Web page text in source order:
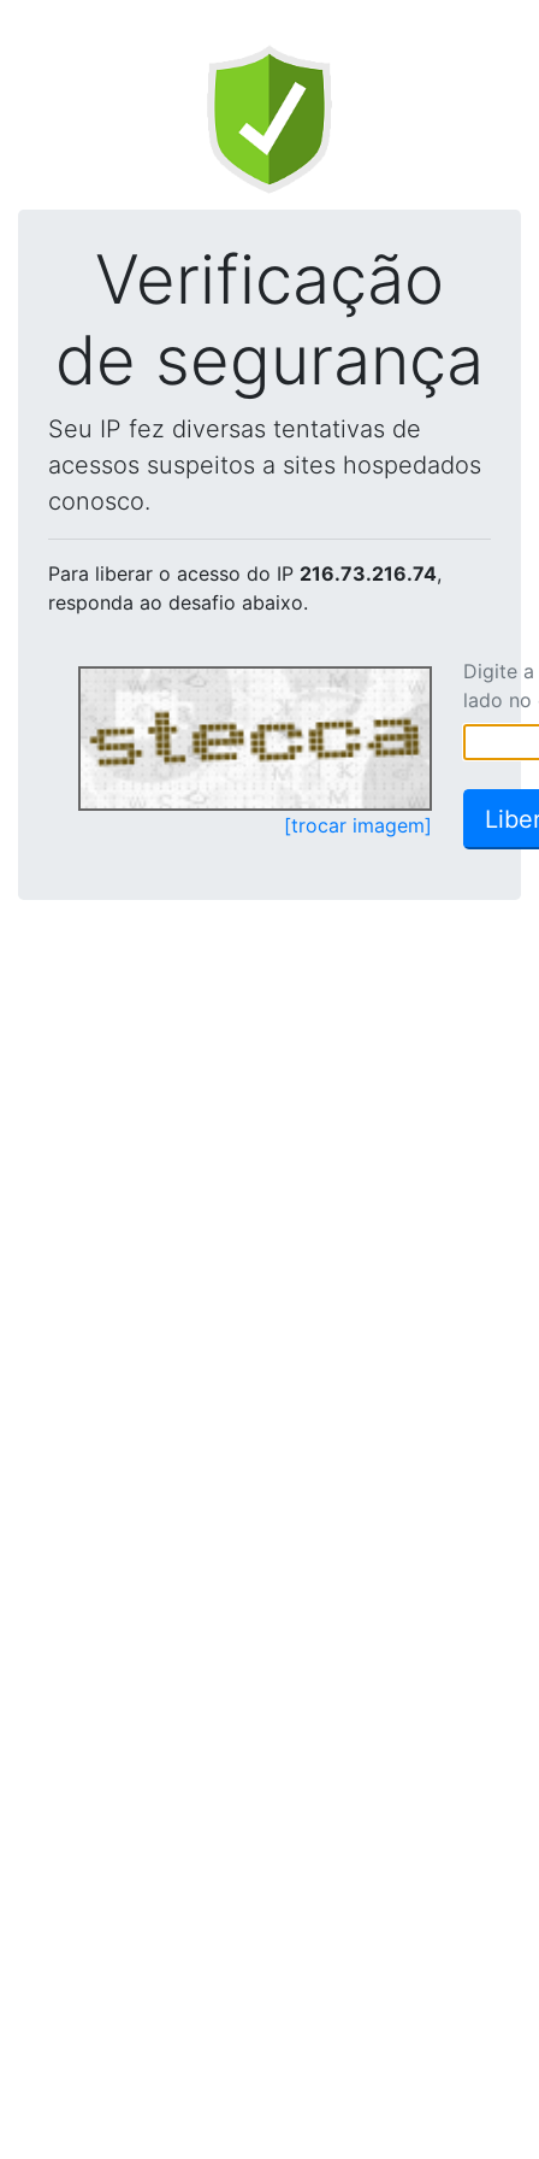
Verificação
de segurança
Seu IP fez diversas tentativas de
acessos suspeitos a sites hospedados
conosco.
Para liberar o acesso do IP 216.73.216.74,
responda ao desafio abaixo.
[trocar imagem]
Digite
lado no